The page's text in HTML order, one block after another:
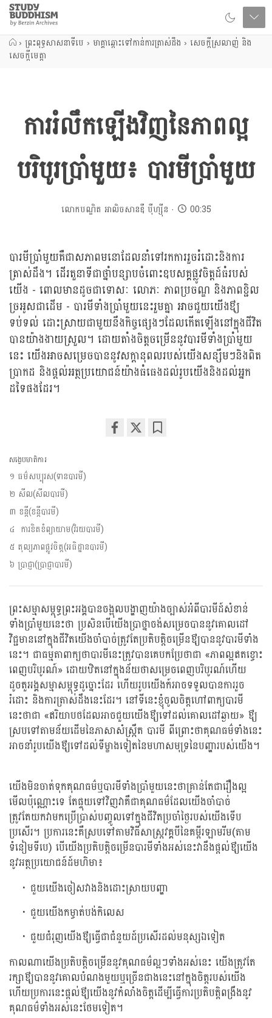
Close
Study
Buddhism
Home
› ព្រះពុទ្ធសាសនាទីបេ › មាគ្គាឆ្ពោះទៅកាន់ការត្រាស់ដឹង › សេចក្តីស្រលាញ់ និង
សេចក្តីមេត្តា
ការរំលឹកឡើងវិញនៃភាពល្អ
បរិបូរប្រាំមួយ៖ បារមីប្រាំមួយ
លោកបណ្ឌិត អាលិចសានឌឺ បុឺហ្សុីន 00:35
បារមីប្រាំមួយគឺជាសភាពមនោដែលនាំទៅរកការរួចរំដោះនិងការ
ត្រាស់ដឹង។ ដើរតួនាទីជាថ្នាំបន្សាបចំពោះឧបសគ្គផ្លូវចិត្តដ៍ធំរបស់
យើង - ពោលមានដូចជាទោសៈ លោភៈ ភាពប្រចណ្ឌ និងភាពខ្ជិល
ច្រអូសជាដើម - បារមីទាំងប្រាំមួយនេះរួមគ្នា អាចជួយយើងឳ្យ
ទប់ទល់ ដោះស្រាយជាមួយនឹងកិច្ចផ្សេងៗដែលកើតឡើងនៅក្នុងជីវិត
បានយ៉ាងងាយស្រួល។ ដោយតាំងចិត្តចម្រើននូវបារមីទាំងប្រាំមួយ
នេះ យើងអាចសម្រេចបាននូវសក្តានុពលរបស់យើងសន្សឹមៗនិងពិត
ប្រាកដ និងផ្តល់អត្ថប្រយោជន៍យ៉ាងធំធេងដល់រូបយើងនិងដល់អ្នក
ដទៃផងដែរ។
សង្ខេបមាតិការ
១ ធម៌សប្បុរស(ទានបារមី)
២ សីល(សីលបារមី)
៣ ខន្តី(ខន្តីបារមី)
៤ ការខិតខំព្យាយាម(វិរយបារមី)
៥ តុល្យភាពផ្លូវចិត្ត(អធិដ្ឋានបារមី)
៦ ប្រាជ្ញា(ប្រាជ្ញាបារមី)
ព្រះសម្មាសម្ពុទ្ធព្រះអង្គបានចង្អុលបង្ហាញយ៉ាងច្បាស់អំពីបារមីដ៍សំខាន់
ទាំងប្រាំមួយនេះថា ប្រសិនបើយើងប្រាថ្នាចង់សម្រេចបាននូវគោលដៅ
វិជ្ជមាននៅក្នុងជីវិតយើងចាំបាច់ត្រូវតែប្រតិបត្តិចម្រើនឳ្យបាននូវបារមីទាំង
នេះ។ ជាធម្មតាពាក្យថាបារមីនេះត្រូវបានគេបកប្រែថាជា «ភាពល្អឥតខ្ចោះ
ពេញបរិបូរណ៍» ដោយឋិតនៅក្នុងន័យថាសម្រេចពេញបរិបូរណ៍ហើយ
ដូចតួអង្គសម្មាសម្ពុទ្ធដូច្នោះដែរ ហើយរូបយើងក៍អាចទទួលបានការរួច
រំដោះ និងការត្រាស់ដឹងនេះដែរ។ នៅទីនេះខ្ញុំចូលចិត្តហៅពាក្យបារមី
នេះថាជា «ឥរិយាបថដែលអាចជួយយើងឳ្យទៅដល់គោលដៅឆ្ងាយ» ឳ្យ
ស្របទៅតាមន័យដើមនៃភាសាសំស្រ្កឹត បារមី ពីព្រោះថាគុណធម៌ទាំងនេះ
អាចនាំរូបយើងឳ្យទៅដល់ទីម្ខាងទៀតនៃមហាសមុទ្រនៃបញ្ហារបស់យើង។
យើងមិនចាត់ទុកគុណធម៌ឬបារមីទាំងប្រាំមួយនេះថាគ្រាន់តែជារឿងល្អ
មើលប៉ុណ្ណោះទេ តែផ្ទុយទៅវិញវាគឺជាគុណធម៌ដែលយើងចាំបាច់
ត្រូវតែយកវាមកប្រើប្រាស់បញ្ចូលទៅក្នុងជីវិតប្រចាំថ្ងៃរបស់យើងទើប
ប្រសើរ។ ប្រការនេះគឺស្របទៅតាមវិធីសាស្រ្តវគ្គបីនៃគម្ពីរឡាមរីម(តាម
ទំនៀមទីបេ) បើយើងប្រតិបត្តិចម្រើនបារមីទាំងអស់នេះវានឹងផ្តល់ឳ្យយើង
នូវអត្ថប្រយោជន៍ដ៍មហិមា៖
ជួយយើងចៀសវាងនិងដោះស្រាយបញ្ហា
ជួយយើងកម្ចាត់បង់កិលេស
ជួយជំរុញយើងឳ្យធ្វើជាជំនួយដ៍ប្រសើរដល់មនុស្សឯទៀត
កាលណាយើងប្រតិបត្តិចម្រើននូវគុណធម៌ល្អៗទាំងអស់នេះ យើងត្រូវតែ
រក្សាឳ្យបាននូវគោលបំណងមួយឬច្រើនជាងនេះនៅក្នុងចិត្តរបស់យើង
ហើយប្រការនេះផ្តល់ឳ្យយើងនូវកំលាំងចិត្តដើម្បីធ្វើការប្រតិបត្តិពង្រឹងនូវ
គុណធម៌ទាំងអស់នេះថែមទៀត។